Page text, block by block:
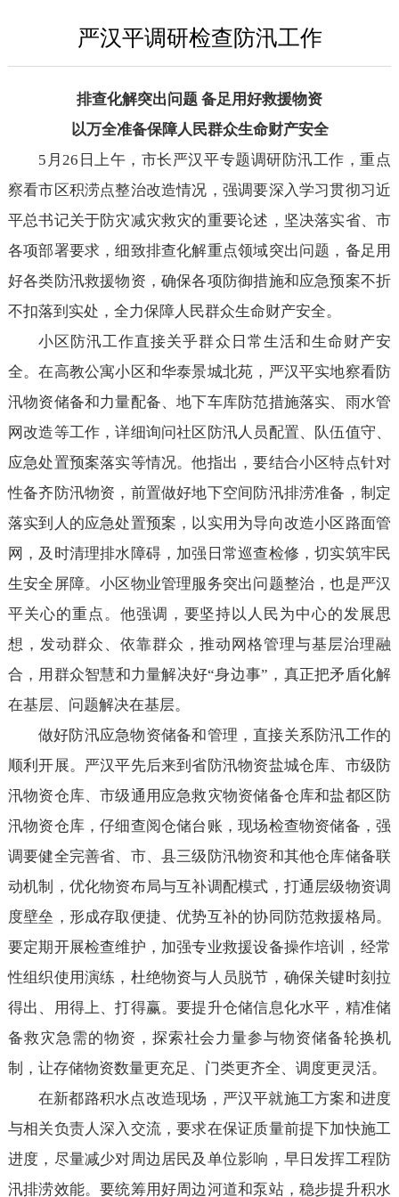
严汉平调研检查防汛工作
排查化解突出问题 备足用好救援物资
以万全准备保障人民群众生命财产安全
5月26日上午，市长严汉平专题调研防汛工作，重点
察看市区积涝点整治改造情况，强调要深入学习贯彻习近
平总书记关于防灾减灾救灾的重要论述，坚决落实省、市
各项部署要求，细致排查化解重点领域突出问题，备足用
好各类防汛救援物资，确保各项防御措施和应急预案不折
不扣落到实处，全力保障人民群众生命财产安全。
小区防汛工作直接关乎群众日常生活和生命财产安
全。在高教公寓小区和华泰景城北苑，严汉平实地察看防
汛物资储备和力量配备、地下车库防范措施落实、雨水管
网改造等工作，详细询问社区防汛人员配置、队伍值守、
应急处置预案落实等情况。他指出，要结合小区特点针对
性备齐防汛物资，前置做好地下空间防汛排涝准备，制定
落实到人的应急处置预案，以实用为导向改造小区路面管
网，及时清理排水障碍，加强日常巡查检修，切实筑牢民
生安全屏障。小区物业管理服务突出问题整治，也是严汉
平关心的重点。他强调，要坚持以人民为中心的发展思
想，发动群众、依靠群众，推动网格管理与基层治理融
合，用群众智慧和力量解决好“身边事”，真正把矛盾化解
在基层、问题解决在基层。
做好防汛应急物资储备和管理，直接关系防汛工作的
顺利开展。严汉平先后来到省防汛物资盐城仓库、市级防
汛物资仓库、市级通用应急救灾物资储备仓库和盐都区防
汛物资仓库，仔细查阅仓储台账，现场检查物资储备，强
调要健全完善省、市、县三级防汛物资和其他仓库储备联
动机制，优化物资布局与互补调配模式，打通层级物资调
度壁垒，形成存取便捷、优势互补的协同防范救援格局。
要定期开展检查维护，加强专业救援设备操作培训，经常
性组织使用演练，杜绝物资与人员脱节，确保关键时刻拉
得出、用得上、打得赢。要提升仓储信息化水平，精准储
备救灾急需的物资，探索社会力量参与物资储备轮换机
制，让存储物资数量更充足、门类更齐全、调度更灵活。
在新都路积水点改造现场，严汉平就施工方案和进度
与相关负责人深入交流，要求在保证质量前提下加快施工
进度，尽量减少对周边居民及单位影响，早日发挥工程防
汛排涝效能。要统筹用好周边河道和泵站，稳步提升积水